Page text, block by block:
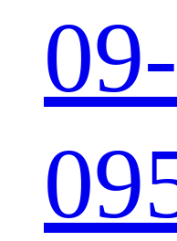
09-
09